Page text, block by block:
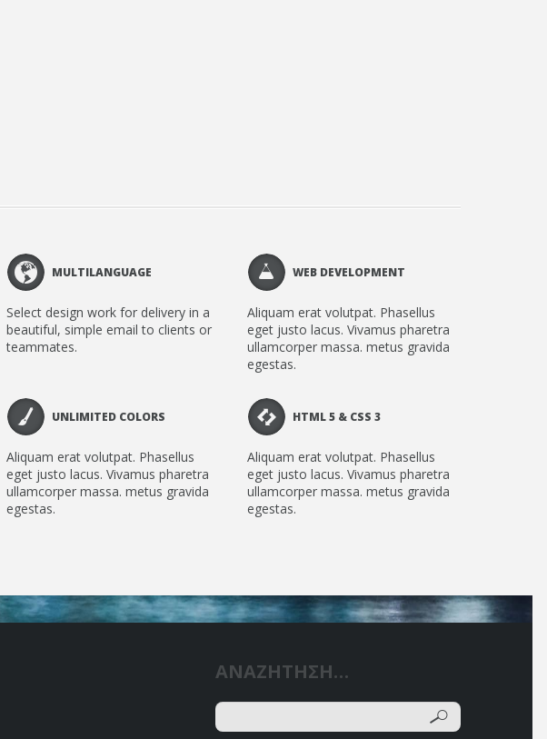
MULTILANGUAGE
Select design work for delivery in a
beautiful, simple email to clients or
teammates.
WEB DEVELOPMENT
Aliquam erat volutpat. Phasellus
eget justo lacus. Vivamus pharetra
ullamcorper massa. metus gravida
egestas.
UNLIMITED COLORS
Aliquam erat volutpat. Phasellus
eget justo lacus. Vivamus pharetra
ullamcorper massa. metus gravida
egestas.
HTML 5 & CSS 3
Aliquam erat volutpat. Phasellus
eget justo lacus. Vivamus pharetra
ullamcorper massa. metus gravida
egestas.
ΑΝΑΖΗΤΗΣΗ…